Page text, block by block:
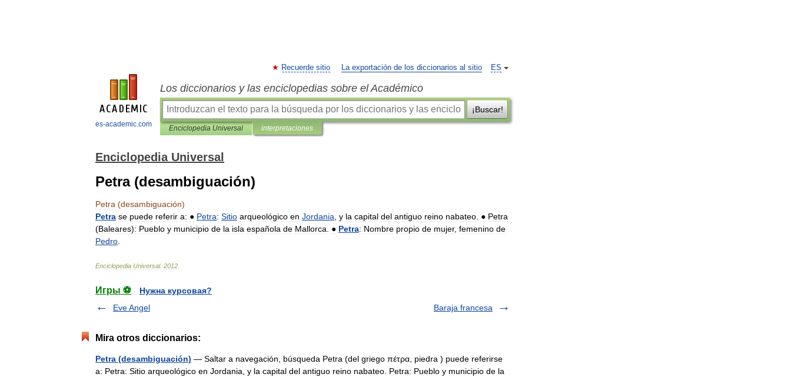
es-academic.com
ES
Recuerde sitio La exportación de los diccionarios al sitio
Los diccionarios y las enciclopedias sobre el Académico
¡Buscar!
Enciclopedia Universal interpretaciones
Enciclopedia Universal
Petra (desambiguación)
Petra (desambiguación)
Petra se puede referir a: ● Petra: Sitio arqueológico en Jordania y la capital del antiguo reino nabateo ● Petra
(Baleares): Pueblo y municipio de la isla española de Mallorca ● Petra: Nombre propio de mujer, femenino de
Pedro
Enciclopedia Universal. 2012
Игры ⚽
Нужна курсовая?
Eve Angel
Baraja francesa
Mira otros diccionarios:
Petra (desambiguación) — Saltar a navegación, búsqueda Petra (del griego πέτρα, piedra ) puede referirse
a: Petra: Sitio arqueológico en Jordania, y la capital del antiguo reino nabateo. Petra: Pueblo y municipio de la